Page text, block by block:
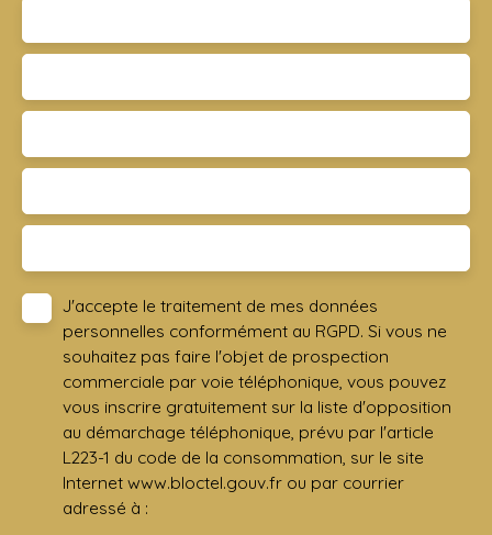
J'accepte le traitement de mes données
personnelles conformément au RGPD. Si vous ne
souhaitez pas faire l'objet de prospection
commerciale par voie téléphonique, vous pouvez
vous inscrire gratuitement sur la liste d'opposition
au démarchage téléphonique, prévu par l'article
L223-1 du code de la consommation, sur le site
Internet www.bloctel.gouv.fr ou par courrier
adressé à :